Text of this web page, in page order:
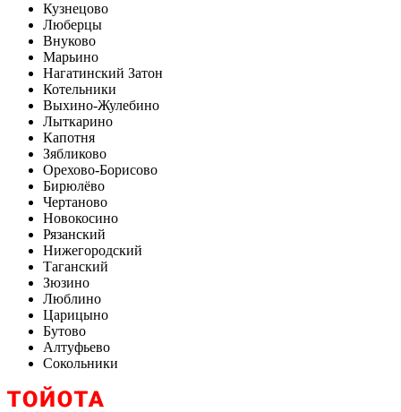
Кузнецово
Люберцы
Внуково
Марьино
Нагатинский Затон
Котельники
Выхино-Жулебино
Лыткарино
Капотня
Зябликово
Орехово-Борисово
Бирюлёво
Чертаново
Новокосино
Рязанский
Нижегородский
Таганский
Зюзино
Люблино
Царицыно
Бутово
Алтуфьево
Сокольники